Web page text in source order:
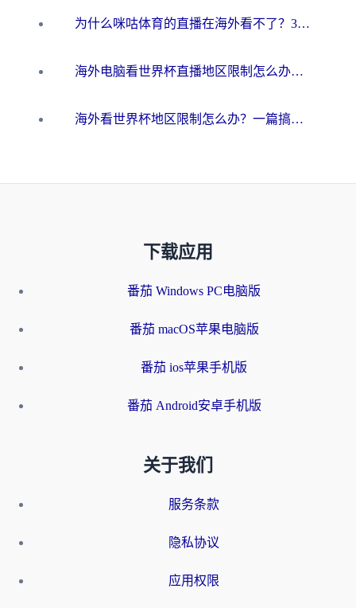
为什么咪咕体育的直播在海外看不了？3步解决海外看世界杯+抖音地区限制难题
海外电脑看世界杯直播地区限制怎么办？你需要一个聪明的加速器
海外看世界杯地区限制怎么办？一篇搞定咪咕视频播放+国内资源无缝访问指南
下载应用
番茄 Windows PC电脑版
番茄 macOS苹果电脑版
番茄 ios苹果手机版
番茄 Android安卓手机版
关于我们
服务条款
隐私协议
应用权限